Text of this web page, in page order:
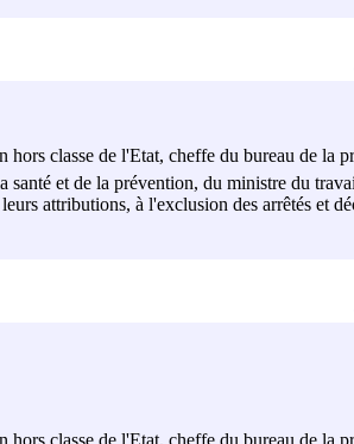
hors classe de l'Etat, cheffe du bureau de la
santé et de la prévention, du ministre du
attributions, à l'exclusion des arrêtés et